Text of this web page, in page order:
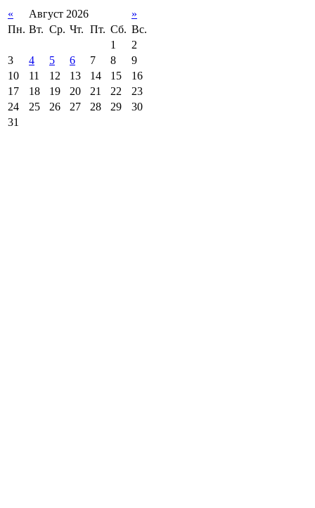
« Август 2026
»
Пн. Вт. Ср. Чт. Пт. Сб. Вс.
1
2
3
4 5 6 7 8
9
10
11 12 13 14 15
16
17
18 19 20 21 22
23
24
25 26 27 28 29
30
31